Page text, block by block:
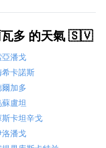
瓦多 的天氣 🇸🇻
亞潘戈
希卡諾斯
爾加多
蘇盧坦
斯卡坦辛戈
洛潘戈